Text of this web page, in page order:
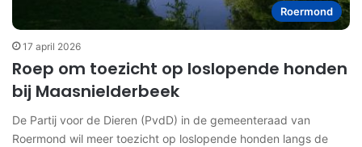
Roermond
17 april 2026
Roep om toezicht op loslopende honden
bij Maasnielderbeek
De Partij voor de Dieren (PvdD) in de gemeenteraad van
Roermond wil meer toezicht op loslopende honden langs de